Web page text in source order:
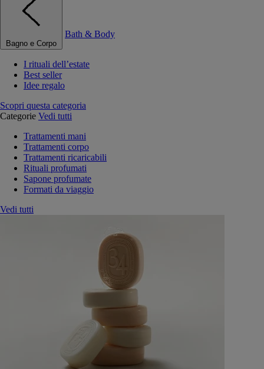
Bagno e Corpo
Bath & Body
I rituali dell’estate
Best seller
Idee regalo
Scopri questa categoria
Categorie Vedi tutti
Trattamenti mani
Trattamenti corpo
Trattamenti ricaricabili
Rituali profumati
Sapone profumate
Formati da viaggio
Vedi tutti